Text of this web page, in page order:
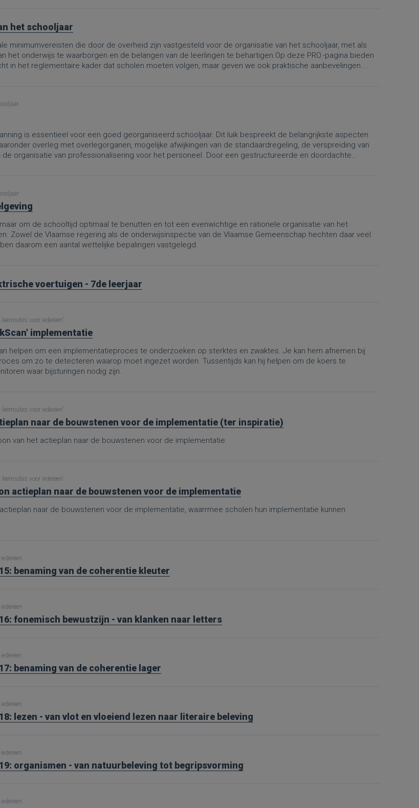
het schooljaar
minimumvereisten die door de overheid zijn vastgesteld voor de organisatie van het schooljaar, met als
het onderwijs te waarborgen en de belangen van de leerlingen te behartigen.Op deze PRO.-pagina bieden
in het reglementaire kader dat scholen moeten volgen, maar geven we ook praktische aanbevelingen.
werd goedgekeurd op 8 mei 2026. De wijzigingen gelden vanaf 1 september 2026.
is essentieel voor een goed georganiseerd schooljaar. Dit luik bespreekt de belangrijkste aspecten
overleg met overlegorganen, mogelijke afwijkingen van de standaardregeling, de verspreiding van
de organisatie van professionalisering voor het personeel. Door een gestructureerde en doordachte
om de schooltijd optimaal te benutten en tot een evenwichtige en rationele organisatie van het
Zowel de Vlaamse regering als de onderwijsinspectie van de Vlaamse Gemeenschap hechten daar veel
daarom een aantal wettelijke bepalingen vastgelegd.
voertuigen - 7de leerjaar
voor iedereen'
implementatie
helpen om een implementatieproces te onderzoeken op sterktes en zwaktes. Je kan hem afnemen bij
om zo te detecteren waarop moet ingezet worden. Tussentijds kan hij helpen om de koers te
waar bijsturingen nodig zijn.
voor iedereen'
naar de bouwstenen voor de implementatie (ter inspiratie)
van het actieplan naar de bouwstenen voor de implementatie.
voor iedereen'
actieplan naar de bouwstenen voor de implementatie
naar de bouwstenen voor de implementatie, waarrmee scholen hun implementatie kunnen
benaming van de coherentie kleuter
fonemisch bewustzijn - van klanken naar letters
benaming van de coherentie lager
lezen - van vlot en vloeiend lezen naar literaire beleving
organismen - van natuurbeleving tot begripsvorming